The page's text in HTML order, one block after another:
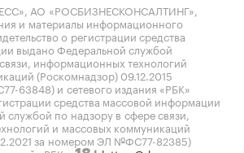
АО «РОСБИЗНЕСКОНСАЛТИНГ»,
и материалы информационного
о регистрации средства
выдано Федеральной службой
информационных технологий
(Роскомнадзор) 09.12.2015
63848) и сетевого издания «РБК»
средства массовой информации
по надзору в сфере связи,
и массовых коммуникаций
за номером ЭЛ №ФС77-82385)